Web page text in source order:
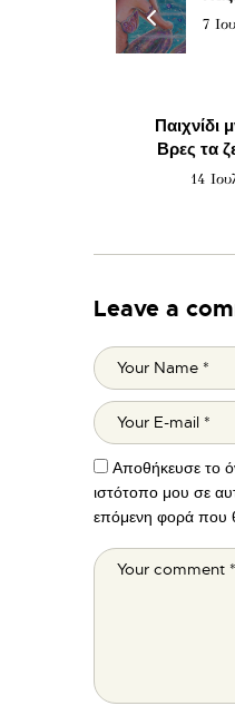
7
Παιχνίδι
Βρες τα
14
Leave a
Αποθήκευσε το
ιστότοπο μου σε
επόμενη φορά που